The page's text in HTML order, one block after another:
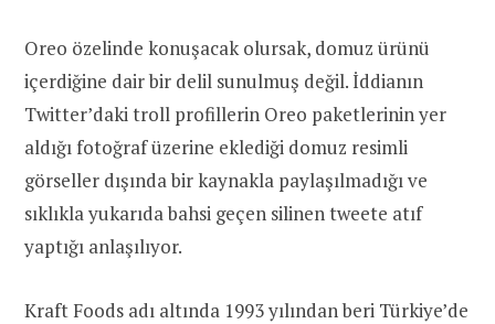
Oreo özelinde konuşacak olursak, domuz ürünü
içerdiğine dair bir delil sunulmuş değil. İddianın
Twitter’daki troll profillerin Oreo paketlerinin yer
aldığı fotoğraf üzerine eklediği domuz resimli
görseller dışında bir kaynakla paylaşılmadığı ve
sıklıkla yukarıda bahsi geçen silinen tweete atıf
yaptığı anlaşılıyor.
Kraft Foods adı altında 1993 yılından beri Türkiye’de